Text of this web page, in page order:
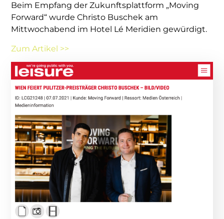
Beim Empfang der Zukunftsplattform „Moving
Forward“ wurde Christo Buschek am
Mittwochabend im Hotel Lé Meridien gewürdigt.
Zum Artikel >>